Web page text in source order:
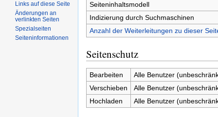
Seiteninhaltsmodell
Indizierung durch Suchmaschinen
Anzahl der Weiterleitungen zu dieser
Seitenschutz
Bearbeiten
Alle Benutzer
Verschieben
Alle Benutzer
Hochladen
Alle Benutzer
Links auf diese Seite
Änderungen an
verlinkten Seiten
Spezialseiten
Seiten­informationen